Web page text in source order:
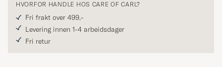
HVORFOR HANDLE HOS CARE OF CARL?
Fri frakt over 499,-
Levering innen 1-4 arbeidsdager
Fri retur